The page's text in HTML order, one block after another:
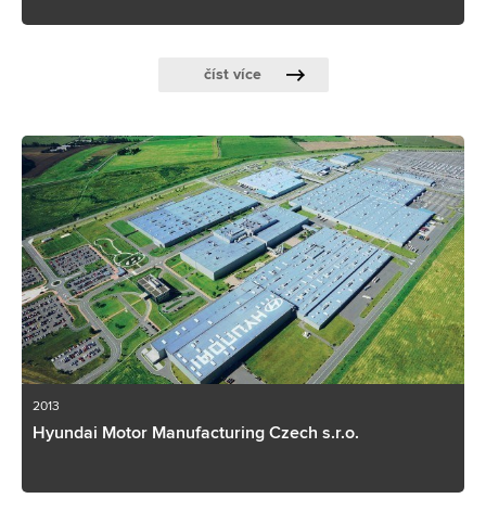
číst více
2013
Hyundai Motor Manufacturing Czech s.r.o.